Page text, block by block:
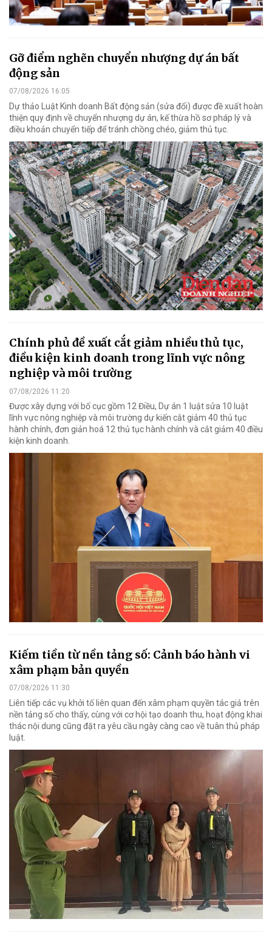
Gỡ điểm nghẽn chuyển nhượng dự án bất
động sản
07/08/2026 16:05
Dự thảo Luật Kinh doanh Bất động sản (sửa đổi) được đề xuất hoàn
thiện quy định về chuyển nhượng dự án, kế thừa hồ sơ pháp lý và
điều khoản chuyển tiếp để tránh chồng chéo, giảm thủ tục.
Chính phủ đề xuất cắt giảm nhiều thủ tục,
điều kiện kinh doanh trong lĩnh vực nông
nghiệp và môi trường
07/08/2026 11:20
Được xây dựng với bố cục gồm 12 Điều, Dự án 1 luật sửa 10 luật
lĩnh vực nông nghiệp và môi trường dự kiến cắt giảm 40 thủ tục
hành chính, đơn giản hoá 12 thủ tục hành chính và cắt giảm 40 điều
kiện kinh doanh.
Kiếm tiền từ nền tảng số: Cảnh báo hành vi
xâm phạm bản quyền
07/08/2026 11:30
Liên tiếp các vụ khởi tố liên quan đến xâm phạm quyền tác giả trên
nền tảng số cho thấy, cùng với cơ hội tạo doanh thu, hoạt động khai
thác nội dung cũng đặt ra yêu cầu ngày càng cao về tuân thủ pháp
luật.